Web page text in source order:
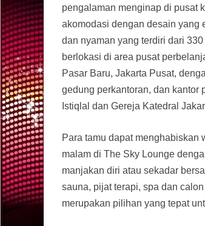
pengalaman menginap di pusat
akomodasi dengan desain yang
dan nyaman yang terdiri dari
berlokasi di area pusat
Pasar Baru, Jakarta Pusat,
gedung perkantoran, dan kantor
Istiqlal dan Gereja Katedral
Para tamu dapat menghabiskan
malam di The Sky Lounge
manjakan diri atau sekadar
sauna, pijat terapi, spa dan
merupakan pilihan yang tepat